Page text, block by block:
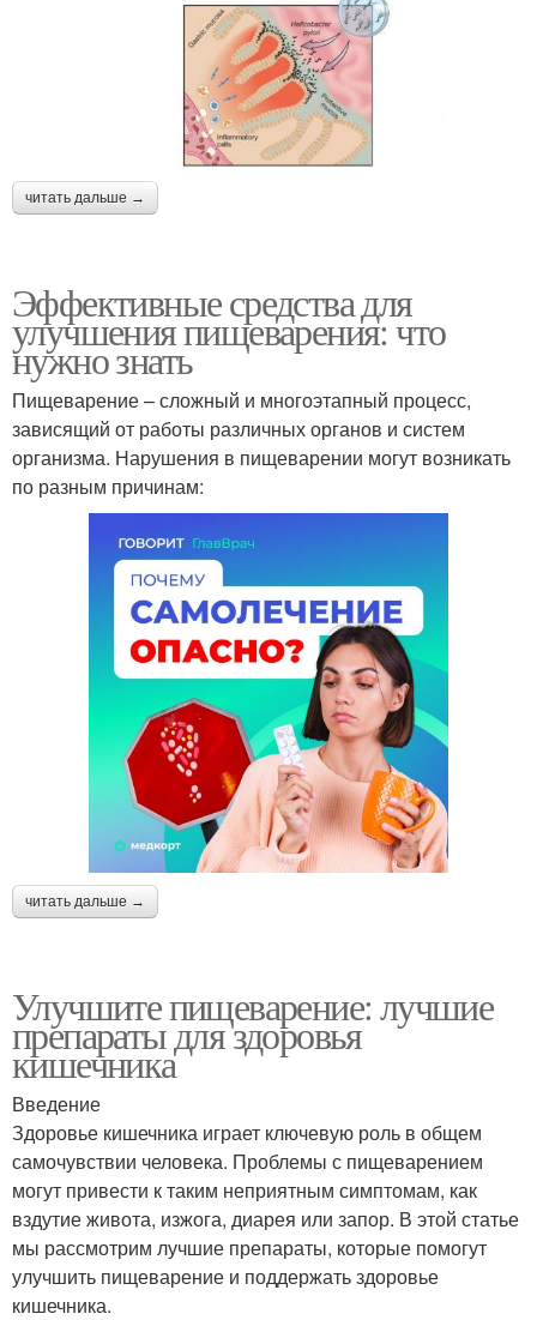
читать дальше →
Эффективные средства для
улучшения пищеварения: что
нужно знать
Пищеварение – сложный и многоэтапный процесс,
зависящий от работы различных органов и систем
организма. Нарушения в пищеварении могут возникать
по разным причинам:
читать дальше →
Улучшите пищеварение: лучшие
препараты для здоровья
кишечника
Введение
Здоровье кишечника играет ключевую роль в общем
самочувствии человека. Проблемы с пищеварением
могут привести к таким неприятным симптомам, как
вздутие живота, изжога, диарея или запор. В этой статье
мы рассмотрим лучшие препараты, которые помогут
улучшить пищеварение и поддержать здоровье
кишечника.